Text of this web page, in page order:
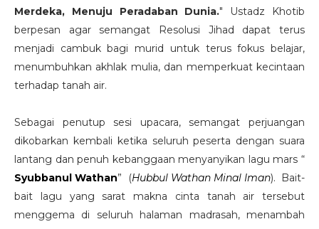
Merdeka, Menuju Peradaban Dunia." Ustadz Khotib
berpesan agar semangat Resolusi Jihad dapat terus
menjadi cambuk bagi murid untuk terus fokus belajar,
menumbuhkan akhlak mulia, dan memperkuat kecintaan
terhadap tanah air.
Sebagai penutup sesi upacara, semangat perjuangan
dikobarkan kembali ketika seluruh peserta dengan suara
lantang dan penuh kebanggaan menyanyikan lagu mars “
Syubbanul Wathan” (Hubbul Wathan Minal Iman). Bait-
bait lagu yang sarat makna cinta tanah air tersebut
menggema di seluruh halaman madrasah, menambah